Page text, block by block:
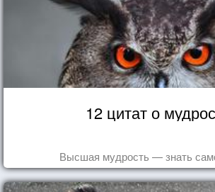
12 цитат о
Высшая мудрость — знать